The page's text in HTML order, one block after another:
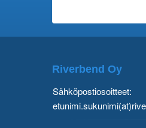
Riverbend Oy
Sähköpostiosoitteet: